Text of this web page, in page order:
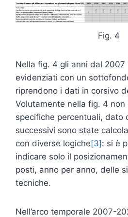
Fig. 4
Nella fig. 4 gli anni dal 2007
evidenziati con un
riprendono i dati in corsivo
Volutamente nella fig. 4
specifiche percentuali, dato
successivi sono state
con diverse logiche[3]: si è
indicare solo il
posti, anno per anno, delle
tecniche.
Nell’arco temporale 2007-